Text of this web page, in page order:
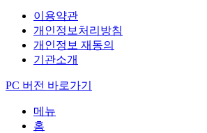
이용약관
개인정보처리방침
개인정보 재동의
기관소개
PC 버전 바로가기
메뉴
홈